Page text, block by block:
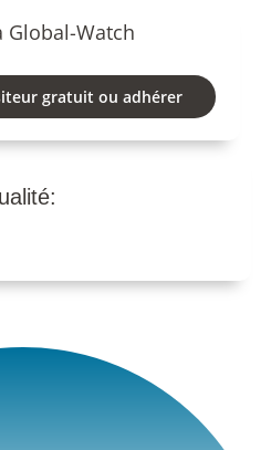
Global-Watch
gratuit ou adhérer